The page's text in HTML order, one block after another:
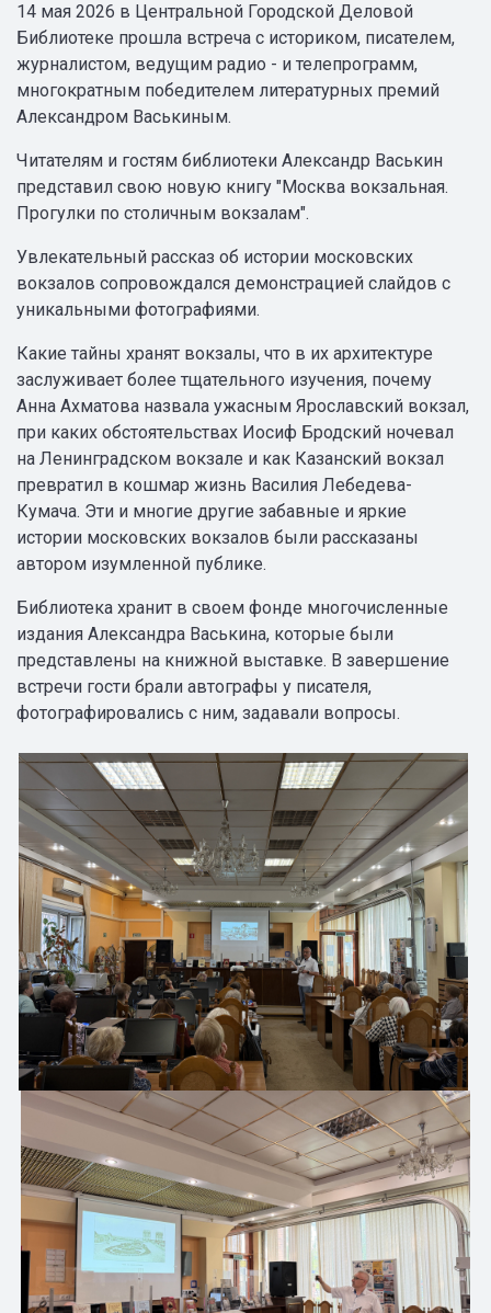
14 мая 2026 в Центральной Городской Деловой
Библиотеке прошла встреча с историком, писателем,
журналистом, ведущим радио - и телепрограмм,
многократным победителем литературных премий
Александром Васькиным.
Читателям и гостям библиотеки Александр Васькин
представил свою новую книгу "Москва вокзальная.
Прогулки по столичным вокзалам".
Увлекательный рассказ об истории московских
вокзалов сопровождался демонстрацией слайдов c
уникальными фотографиями.
Какие тайны хранят вокзалы, что в их архитектуре
заслуживает более тщательного изучения, почему
Анна Ахматова назвала ужасным Ярославский вокзал,
при каких обстоятельствах Иосиф Бродский ночевал
на Ленинградском вокзале и как Казанский вокзал
превратил в кошмар жизнь Василия Лебедева-
Кумача. Эти и многие другие забавные и яркие
истории московских вокзалов были рассказаны
автором изумленной публике.
Библиотека хранит в своем фонде многочисленные
издания Александра Васькина, которые были
представлены на книжной выставке. В завершение
встречи гости брали автографы у писателя,
фотографировались с ним, задавали вопросы.